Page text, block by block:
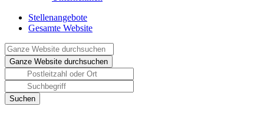
Stellenangebote
Gesamte Website